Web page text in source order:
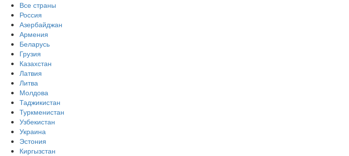
Все страны
Россия
Азербайджан
Армения
Беларусь
Грузия
Казахстан
Латвия
Литва
Молдова
Таджикистан
Туркменистан
Узбекистан
Украина
Эстония
Киргызстан